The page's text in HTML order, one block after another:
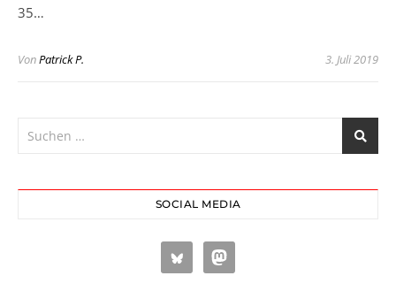
35…
VonPatrick P. 3. Juli 2019
SOCIAL MEDIA